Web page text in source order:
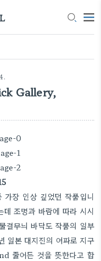
Gallery,
장 인상 깊었던 작품입니
조명과 바람에 따라 시시
결무늬 바닥도 작품의 일부
일본 대지진의 여파로 지구
줄어든 것을 뜻한다고 합